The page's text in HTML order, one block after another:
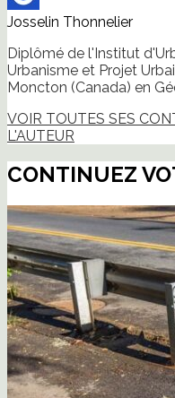
Josselin Thonnelier
Diplômé de l'Institut
Urbanisme et Projet
Moncton (Canada) en
VOIR TOUTES SES
L'AUTEUR
CONTINUEZ